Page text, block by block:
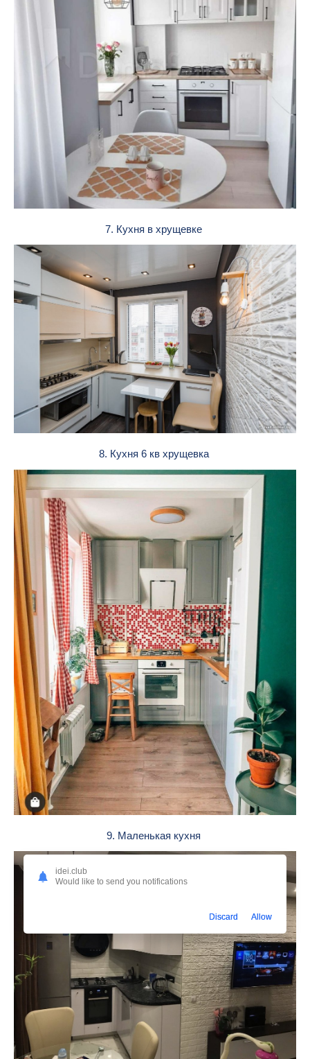
7. Кухня в хрущевке
8. Кухня 6 кв хрущевка
9. Маленькая кухня
idei.club
Would like to send you notifications
Discard Allow